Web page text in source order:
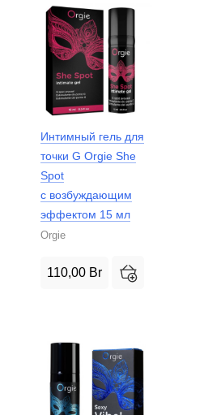
Интимный гель для
точки G Orgie She
Spot
с возбуждающим
эффектом 15 мл
Orgie
110,00 Br